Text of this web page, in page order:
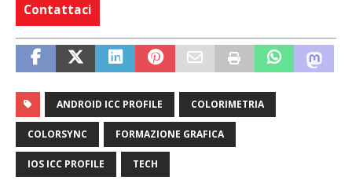
Contattaci
ANDROID ICC PROFILE COLORIMETRIA
COLORSYNC FORMAZIONE GRAFICA
IOS ICC PROFILE TECH